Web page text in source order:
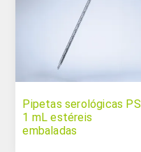
Pipetas serológicas PS
1 mL estéreis
embaladas